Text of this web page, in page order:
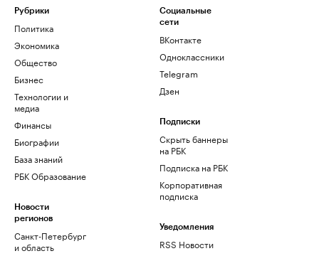
Рубрики
Политика
Экономика
Общество
Бизнес
Технологии и
медиа
Финансы
Биографии
База знаний
РБК Образование
Новости
регионов
Санкт-Петербург
и область
Социальные
сети
ВКонтакте
Одноклассники
Telegram
Дзен
Подписки
Скрыть баннеры
на РБК
Подписка на РБК
Корпоративная
подписка
Уведомления
RSS Новости